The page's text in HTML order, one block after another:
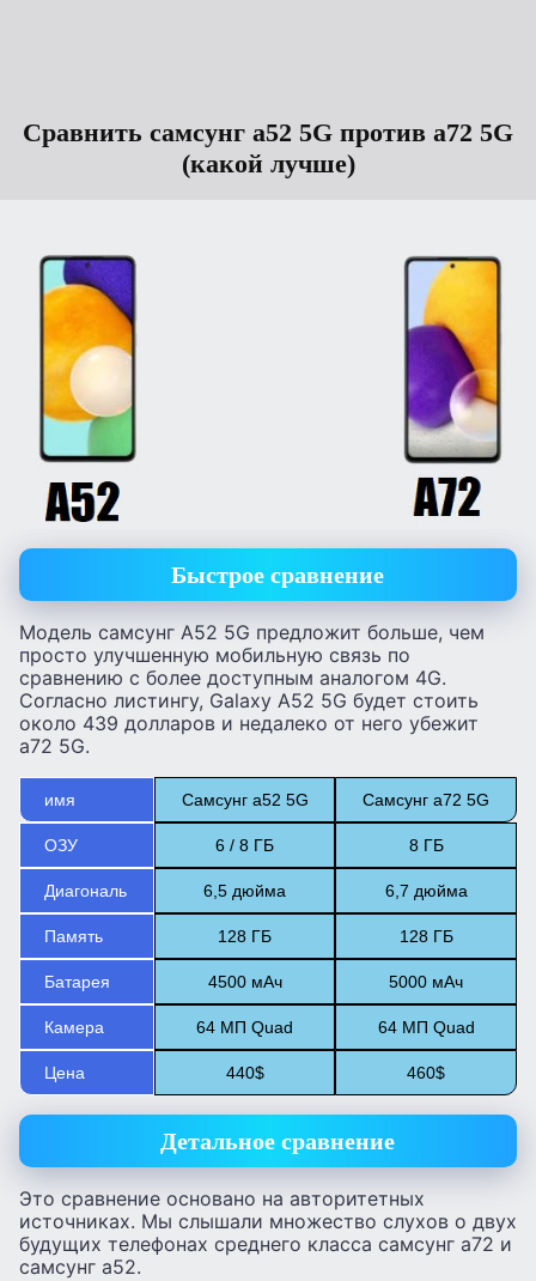
Сравнить самсунг а52 5G против а72 5G
(какой лучше)
Быстрое сравнение
Модель самсунг А52 5G предложит больше, чем
просто улучшенную мобильную связь по
сравнению с более доступным аналогом 4G.
Согласно листингу, Galaxy A52 5G будет стоить
около 439 долларов и недалеко от него убежит
а72 5G.
имя Самсунг а52 5G Самсунг а72 5G
ОЗУ 6 / 8 ГБ 8 ГБ
Диагональ 6,5 дюйма 6,7 дюйма
Память 128 ГБ 128 ГБ
Батарея 4500 мАч 5000 мАч
Камера 64 МП Quad 64 МП Quad
Цена 440$ 460$
Детальное сравнение
Это сравнение основано на авторитетных
источниках. Мы слышали множество слухов о двух
будущих телефонах среднего класса самсунг а72 и
самсунг а52.